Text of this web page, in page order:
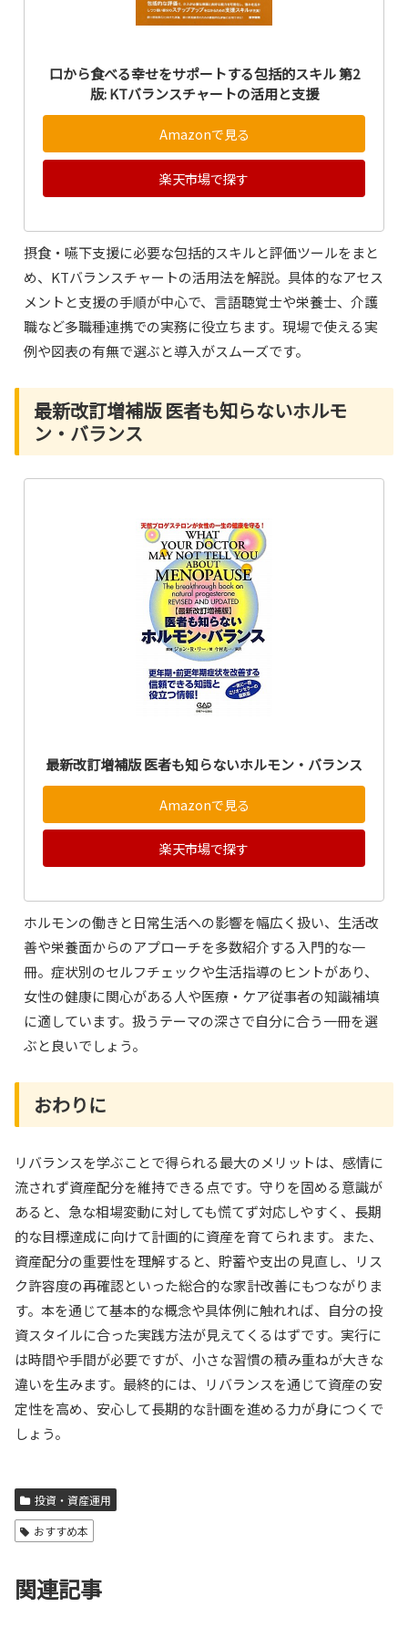
口から食べる幸せをサポートする包括的スキル 第2
版: KTバランスチャートの活用と支援
Amazonで見る
楽天市場で探す
摂食・嚥下支援に必要な包括的スキルと評価ツールをまと
め、KTバランスチャートの活用法を解説。具体的なアセス
メントと支援の手順が中心で、言語聴覚士や栄養士、介護
職など多職種連携での実務に役立ちます。現場で使える実
例や図表の有無で選ぶと導入がスムーズです。
最新改訂増補版 医者も知らないホルモ
ン・バランス
最新改訂増補版 医者も知らないホルモン・バランス
Amazonで見る
楽天市場で探す
ホルモンの働きと日常生活への影響を幅広く扱い、生活改
善や栄養面からのアプローチを多数紹介する入門的な一
冊。症状別のセルフチェックや生活指導のヒントがあり、
女性の健康に関心がある人や医療・ケア従事者の知識補填
に適しています。扱うテーマの深さで自分に合う一冊を選
ぶと良いでしょう。
おわりに
リバランスを学ぶことで得られる最大のメリットは、感情に
流されず資産配分を維持できる点です。守りを固める意識が
あると、急な相場変動に対しても慌てず対応しやすく、長期
的な目標達成に向けて計画的に資産を育てられます。また、
資産配分の重要性を理解すると、貯蓄や支出の見直し、リス
ク許容度の再確認といった総合的な家計改善にもつながりま
す。本を通じて基本的な概念や具体例に触れれば、自分の投
資スタイルに合った実践方法が見えてくるはずです。実行に
は時間や手間が必要ですが、小さな習慣の積み重ねが大きな
違いを生みます。最終的には、リバランスを通じて資産の安
定性を高め、安心して長期的な計画を進める力が身につくで
しょう。
投資・資産運用
おすすめ本
関連記事